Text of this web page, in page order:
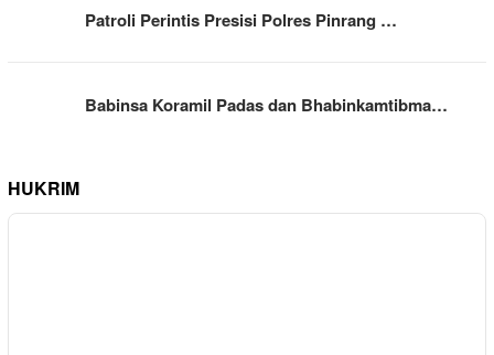
Patroli Perintis Presisi Polres Pinrang …
Babinsa Koramil Padas dan Bhabinkamtibma…
HUKRIM